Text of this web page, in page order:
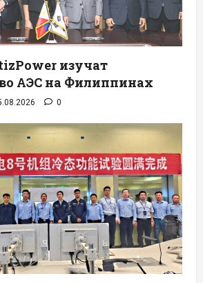
изучат
АЭС на Филиппинах
0